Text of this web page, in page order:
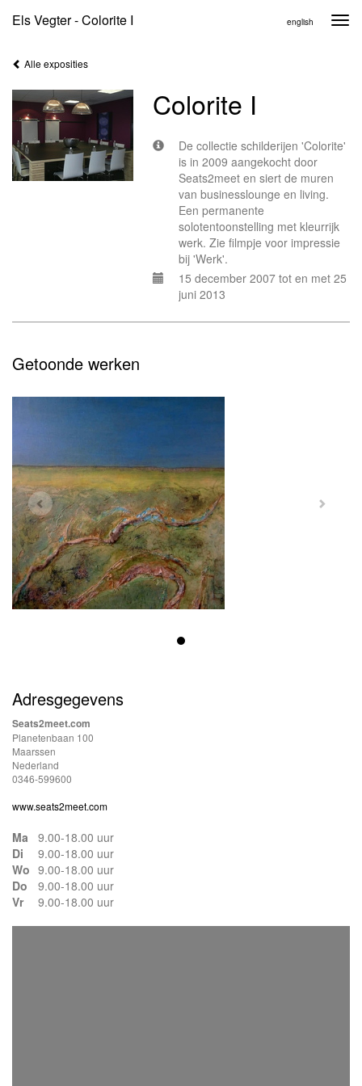
Els Vegter - Colorite I english
Alle exposities
Colorite I
De collectie schilderijen 'Colorite'
is in 2009 aangekocht door
Seats2meet en siert de muren
van businesslounge en living.
Een permanente
solotentoonstelling met kleurrijk
werk. Zie filmpje voor impressie
bij 'Werk'.
15 december 2007 tot en met 25
juni 2013
Getoonde werken
Adresgegevens
Seats2meet.com
Planetenbaan 100
Maarssen
Nederland
0346-599600
www.seats2meet.com
Ma
9.00-18.00 uur
Di
9.00-18.00 uur
Wo 9.00-18.00 uur
Do
9.00-18.00 uur
Vr
9.00-18.00 uur